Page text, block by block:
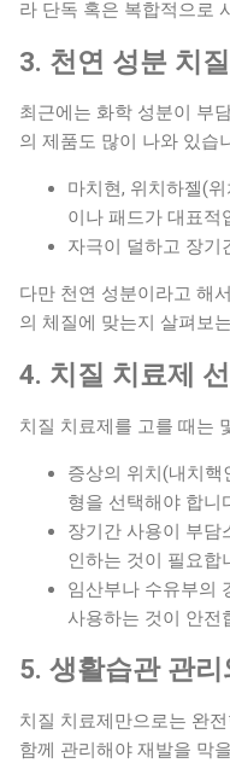
라 단독 혹은 복합적으로
3. 천연 성분 치
최근에는 화학 성분이 부
의 제품도 많이 나와 있습
마치현, 위치하젤(
이나 패드가 대표적
자극이 덜하고 장기
다만 천연 성분이라고 해
의 체질에 맞는지 살펴보
4. 치질 치료제
치질 치료제를 고를 때는
증상의 위치(내치핵
형을 선택해야 합니
장기간 사용이 부담
인하는 것이 필요합
임산부나 수유부의
사용하는 것이 안전
5. 생활습관 관
치질 치료제만으로는 완
함께 관리해야 재발을 막